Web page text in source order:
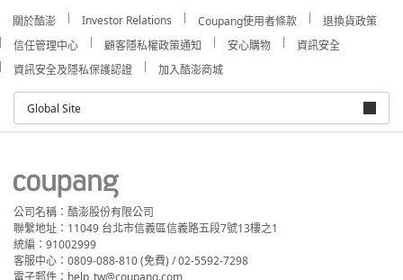
關於酷澎 Investor Relations Coupang使用者條款
退換貨政策
信任管理中心
顧客隱私權政策通知 安心購物
資訊安全
資訊安全及隱私保護認證
加入酷澎商城
Global Site
公司名稱：酷澎股份有限公司
聯繫地址：11049 台北市信義區信義路五段7號13樓之1
統編：91002999
客服中心：0809-088-810 (免費) / 02-5592-7298
電子郵件：help_tw@coupang.com